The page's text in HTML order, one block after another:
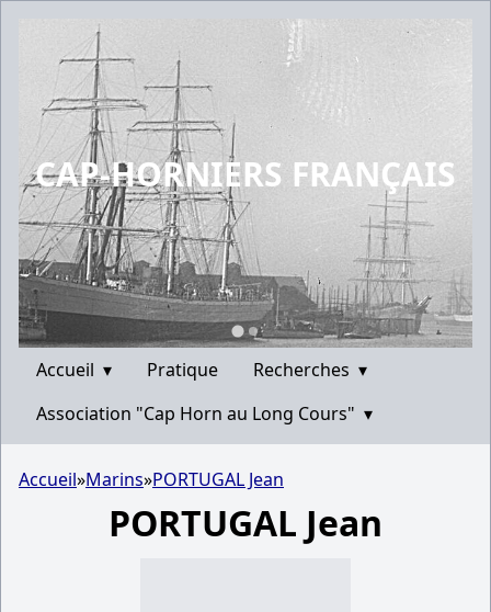
CAP-HORNIERS FRANÇAIS
Accueil ▾ Pratique Recherches ▾
Association "Cap Horn au Long Cours" ▾
Accueil»Marins»PORTUGAL Jean
PORTUGAL Jean